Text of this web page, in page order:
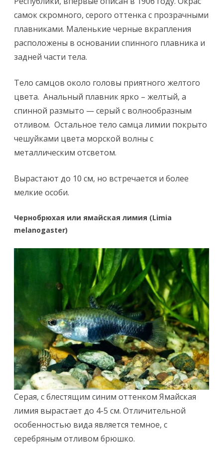
самок скромного, серого оттенка с прозрачными
плавниками. Маленькие черные вкрапления
расположены в основании спинного плавника и
задней части тела.
Тело самцов около головы приятного желтого
цвета. Анальный плавник ярко – желтый, а
спинной размыто — серый с волнообразным
отливом. Остальное тело самца лимии покрыто
чешуйками цвета морской волны с
металлическим отсветом.
Вырастают до 10 см, но встречается и более
мелкие особи.
Чернобрюхая или ямайская лимия (Limia
melanogaster)
Серая, с блестящим синим оттенком Ямайская
лимия вырастает до 4-5 см. Отличительной
особенностью вида является темное, с
серебряным отливом брюшко.